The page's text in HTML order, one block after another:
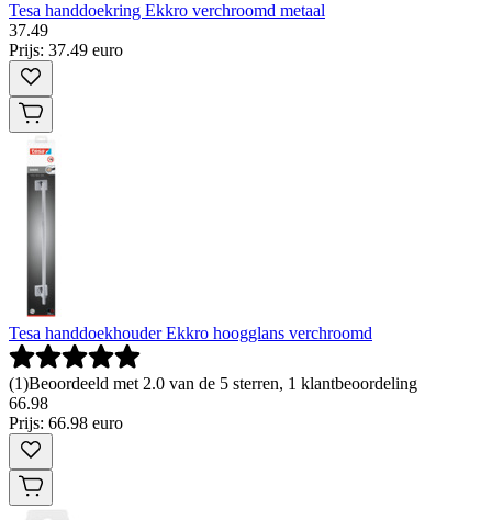
Tesa handdoekring Ekkro verchroomd metaal
37.49
Prijs: 37.49 euro
Tesa handdoekhouder Ekkro hoogglans verchroomd
(1)Beoordeeld met 2.0 van de 5 sterren, 1 klantbeoordeling
66.98
Prijs: 66.98 euro